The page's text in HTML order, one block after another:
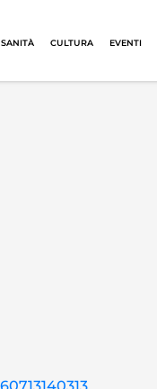
SANITÀ CULTURA EVENTI